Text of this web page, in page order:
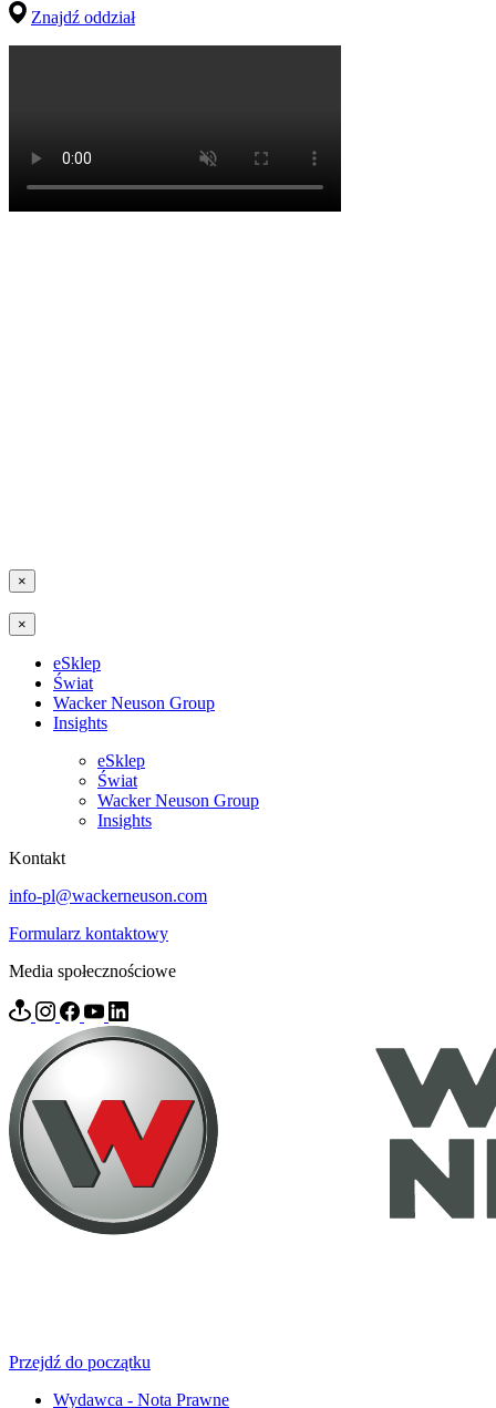
Znajdź oddział
×
×
eSklep
Świat
Wacker Neuson Group
Insights
eSklep
Świat
Wacker Neuson Group
Insights
Kontakt
info-pl@wackerneuson.com
Formularz kontaktowy
Media społecznościowe
Przejdź do początku
Wydawca - Nota Prawne